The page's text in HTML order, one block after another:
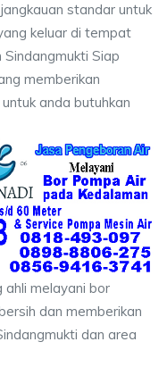
standar untuk
keluar di tempat
Siap
memberikan
anda butuhkan
ahli melayani bor
dan memberikan
dan area